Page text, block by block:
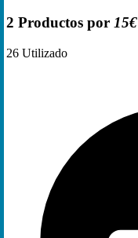
2 Productos por 15€
26 Utilizado